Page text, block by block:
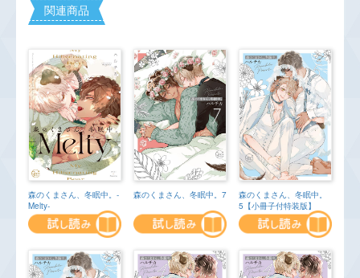
関連商品
森のくまさん、冬眠中。-
Melty-
森のくまさん、冬眠中。7
森のくまさん、冬眠中。
5【小冊子付特装版】